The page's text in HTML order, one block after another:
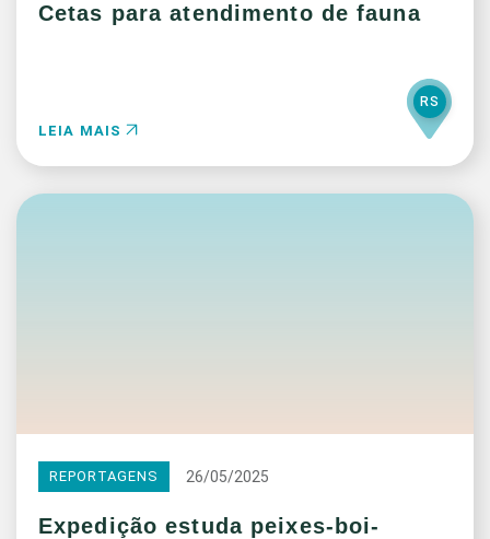
Cetas para atendimento de fauna
LEIA MAIS
RS
REPORTAGENS 26/05/2025
Expedição estuda peixes-boi-